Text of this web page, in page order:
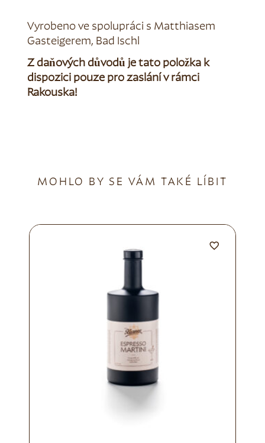
Vyrobeno ve spolupráci s Matthiasem
Gasteigerem, Bad Ischl
Z daňových důvodů je tato položka k
dispozici pouze pro zaslání v rámci
Rakouska!
MOHLO BY SE VÁM TAKÉ LÍBIT